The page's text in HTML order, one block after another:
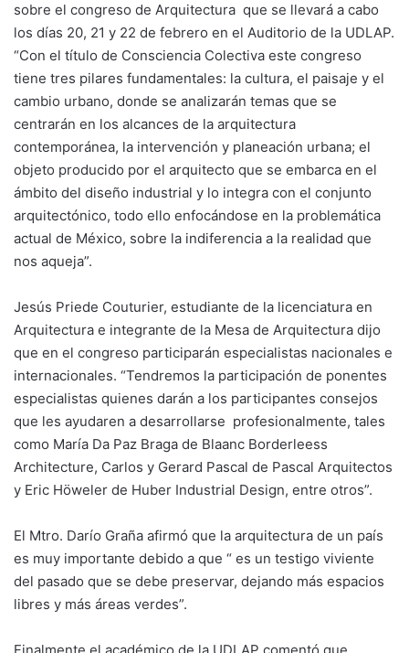
sobre el congreso de Arquitectura que se llevará a cabo
los días 20, 21 y 22 de febrero en el Auditorio de la UDLAP.
“Con el título de Consciencia Colectiva este congreso
tiene tres pilares fundamentales: la cultura, el paisaje y el
cambio urbano, donde se analizarán temas que se
centrarán en los alcances de la arquitectura
contemporánea, la intervención y planeación urbana; el
objeto producido por el arquitecto que se embarca en el
ámbito del diseño industrial y lo integra con el conjunto
arquitectónico, todo ello enfocándose en la problemática
actual de México, sobre la indiferencia a la realidad que
nos aqueja”.
Jesús Priede Couturier, estudiante de la licenciatura en
Arquitectura e integrante de la Mesa de Arquitectura dijo
que en el congreso participarán especialistas nacionales e
internacionales. “Tendremos la participación de ponentes
especialistas quienes darán a los participantes consejos
que les ayudaren a desarrollarse profesionalmente, tales
como María Da Paz Braga de Blaanc Borderleess
Architecture, Carlos y Gerard Pascal de Pascal Arquitectos
y Eric Höweler de Huber Industrial Design, entre otros”.
El Mtro. Darío Graña afirmó que la arquitectura de un país
es muy importante debido a que “ es un testigo viviente
del pasado que se debe preservar, dejando más espacios
libres y más áreas verdes”.